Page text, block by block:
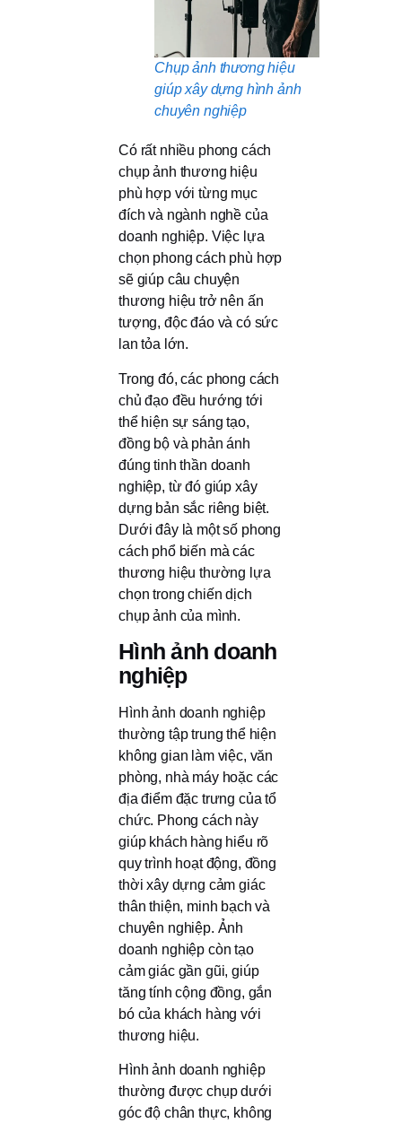
Chụp ảnh thương hiệu
giúp xây dựng hình ảnh
chuyên nghiệp
Có rất nhiều phong cách
chụp ảnh thương hiệu
phù hợp với từng mục
đích và ngành nghề của
doanh nghiệp. Việc lựa
chọn phong cách phù hợp
sẽ giúp câu chuyện
thương hiệu trở nên ấn
tượng, độc đáo và có sức
lan tỏa lớn.
Trong đó, các phong cách
chủ đạo đều hướng tới
thể hiện sự sáng tạo,
đồng bộ và phản ánh
đúng tinh thần doanh
nghiệp, từ đó giúp xây
dựng bản sắc riêng biệt.
Dưới đây là một số phong
cách phổ biến mà các
thương hiệu thường lựa
chọn trong chiến dịch
chụp ảnh của mình.
Hình ảnh doanh
nghiệp
Hình ảnh doanh nghiệp
thường tập trung thể hiện
không gian làm việc, văn
phòng, nhà máy hoặc các
địa điểm đặc trưng của tổ
chức. Phong cách này
giúp khách hàng hiểu rõ
quy trình hoạt động, đồng
thời xây dựng cảm giác
thân thiện, minh bạch và
chuyên nghiệp. Ảnh
doanh nghiệp còn tạo
cảm giác gần gũi, giúp
tăng tính cộng đồng, gắn
bó của khách hàng với
thương hiệu.
Hình ảnh doanh nghiệp
thường được chụp dưới
góc độ chân thực, không